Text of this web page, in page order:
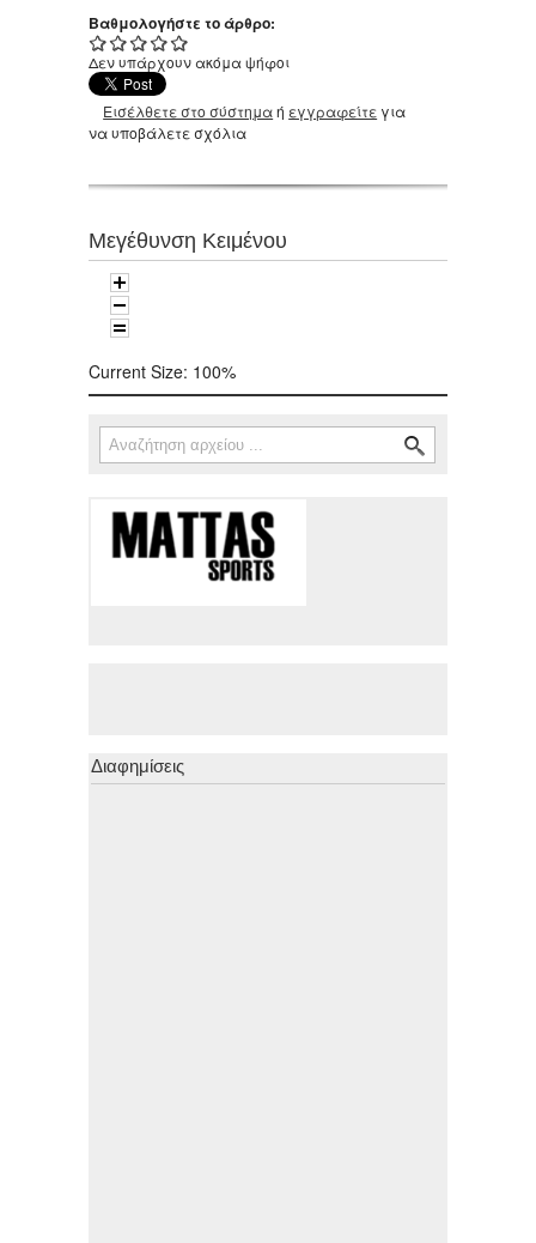
Βαθμολογήστε το άρθρο:
Δεν υπάρχουν ακόμα ψήφοι
Εισέλθετε στο σύστημαή εγγραφείτε για
να υποβάλετε σχόλια
Μεγέθυνση Κειμένου
Current Size: 100%
Φόρμα αναζήτησης
Αναζήτηση
Διαφημίσεις